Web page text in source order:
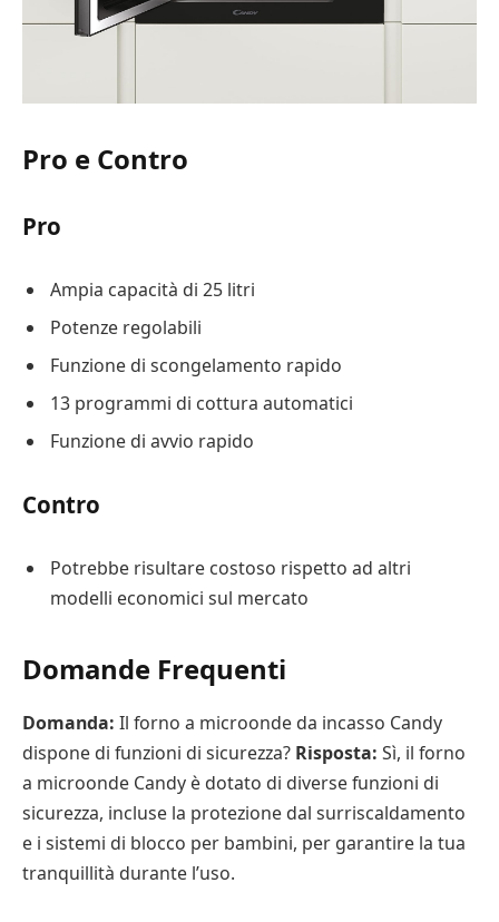
Pro e Contro
Pro
Ampia capacità di 25 litri
Potenze regolabili
Funzione di scongelamento rapido
13 programmi di cottura automatici
Funzione di avvio rapido
Contro
Potrebbe risultare costoso rispetto ad altri
modelli economici sul mercato
Domande Frequenti
Domanda: Il forno a microonde da incasso Candy
dispone di funzioni di sicurezza? Risposta: Sì, il forno
a microonde Candy è dotato di diverse funzioni di
sicurezza, incluse la protezione dal surriscaldamento
e i sistemi di blocco per bambini, per garantire la tua
tranquillità durante l’uso.